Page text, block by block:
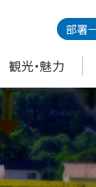
部署
観光・魅力